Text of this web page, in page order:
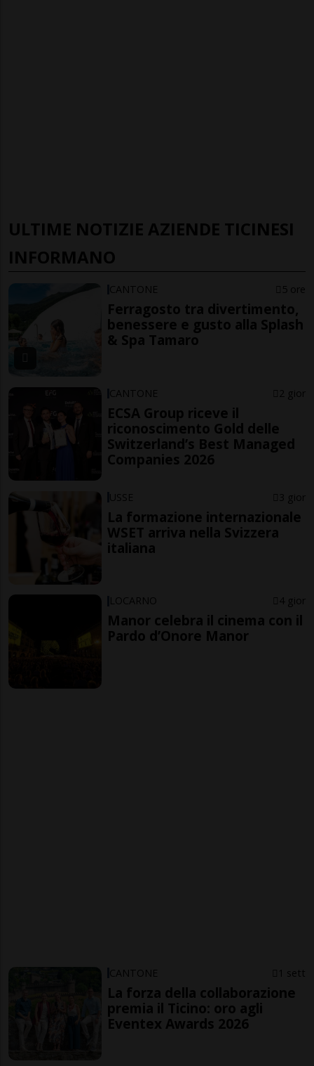
ULTIME NOTIZIE AZIENDE TICINESI
INFORMANO
CANTONE 5 ore
Ferragosto tra divertimento,
benessere e gusto alla Splash
& Spa Tamaro
CANTONE 2 gior
ECSA Group riceve il
riconoscimento Gold delle
Switzerland’s Best Managed
Companies 2026
USSE 3 gior
La formazione internazionale
WSET arriva nella Svizzera
italiana
LOCARNO 4 gior
Manor celebra il cinema con il
Pardo d’Onore Manor
CANTONE 1 sett
La forza della collaborazione
premia il Ticino: oro agli
Eventex Awards 2026